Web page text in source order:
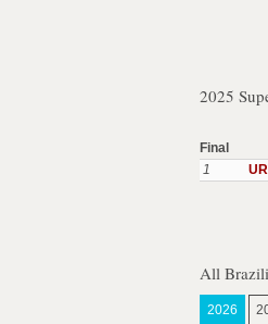
2025
Final
1
All
2026